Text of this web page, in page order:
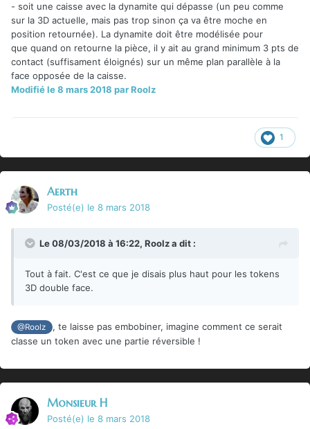
- soit une caisse avec la dynamite qui dépasse (un peu comme
sur la 3D actuelle, mais pas trop sinon ça va être moche en
position retournée). La dynamite doit être modélisée pour
que quand on retourne la pièce, il y ait au grand minimum 3 pts de
contact (suffisament éloignés) sur un même plan parallèle à la
face opposée de la caisse.
Modifiéle 8 mars 2018 par Roolz
1
Aerth
Posté(e) le 8 mars 2018
Le 08/03/2018 à 16:22, Roolza dit :
Tout à fait. C'est ce que je disais plus haut pour les tokens
3D double face.
@Roolz
, te laisse pas embobiner, imagine comment ce serait
classe un token avec une partie réversible !
Monsieur H
Posté(e) le 8 mars 2018